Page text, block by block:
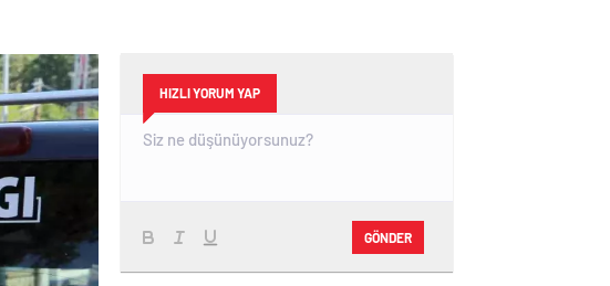
HIZLI YORUM YAP
GÖNDER